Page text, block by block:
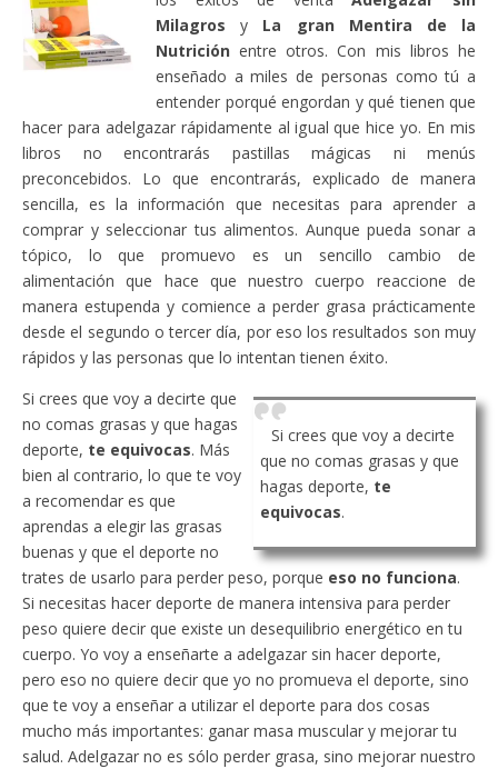
Milagros y La gran Mentira de la
Nutrición entre otros. Con mis libros he
enseñado a miles de personas como tú a
entender porqué engordan y qué tienen que
hacer para adelgazar rápidamente al igual que hice yo. En mis
libros no encontrarás pastillas mágicas ni menús
preconcebidos. Lo que encontrarás, explicado de manera
sencilla, es la información que necesitas para aprender a
comprar y seleccionar tus alimentos. Aunque pueda sonar a
tópico, lo que promuevo es un sencillo cambio de
alimentación que hace que nuestro cuerpo reaccione de
manera estupenda y comience a perder grasa prácticamente
desde el segundo o tercer día, por eso los resultados son muy
rápidos y las personas que lo intentan tienen éxito.
Si crees que voy a decirte
que no comas grasas y que
hagas deporte, te
equivocas.
Si crees que voy a decirte que
no comas grasas y que hagas
deporte, te equivocas. Más
bien al contrario, lo que te voy
a recomendar es que
aprendas a elegir las grasas
buenas y que el deporte no
trates de usarlo para perder peso, porque eso no funciona.
Si necesitas hacer deporte de manera intensiva para perder
peso quiere decir que existe un desequilibrio energético en tu
cuerpo. Yo voy a enseñarte a adelgazar sin hacer deporte,
pero eso no quiere decir que yo no promueva el deporte, sino
que te voy a enseñar a utilizar el deporte para dos cosas
mucho más importantes: ganar masa muscular y mejorar tu
salud. Adelgazar no es sólo perder grasa, sino mejorar nuestro